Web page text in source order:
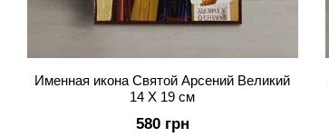
Именная икона Святой Арсений Великий
14 Х 19 см
580 грн